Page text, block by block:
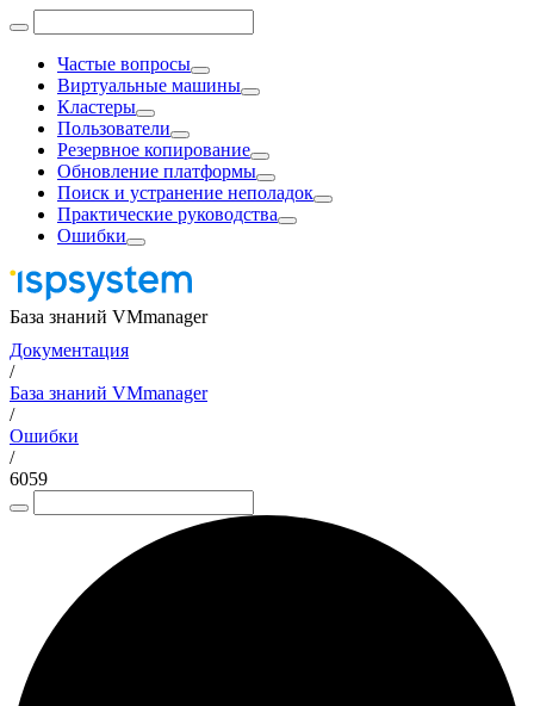
Частые вопросы
Виртуальные машины
Кластеры
Пользователи
Резервное копирование
Обновление платформы
Поиск и устранение неполадок
Практические руководства
Ошибки
База знаний VMmanager
Документация
/
База знаний VMmanager
/
Ошибки
/
6059